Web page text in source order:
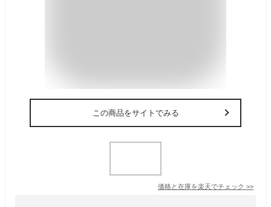
この商品をサイトでみる
価格と在庫を楽天でチェック >>